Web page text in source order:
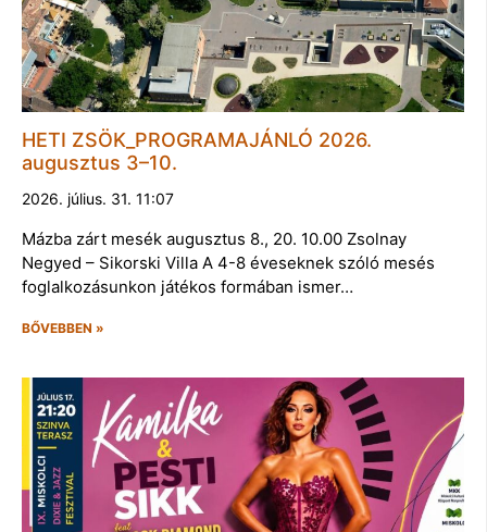
HETI ZSÖK_PROGRAMAJÁNLÓ 2026.
augusztus 3–10.
2026. július. 31. 11:07
Mázba zárt mesék augusztus 8., 20. 10.00 Zsolnay
Negyed – Sikorski Villa A 4-8 éveseknek szóló mesés
foglalkozásunkon játékos formában ismer…
BŐVEBBEN »